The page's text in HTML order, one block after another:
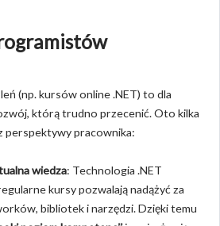
(np. kursów online .NET) to dla
którą trudno przecenić. Oto kilka
perspektywy pracownika:
wiedza: Technologia .NET
kursy pozwalają nadążyć za
bibliotek i narzędzi. Dzięki temu